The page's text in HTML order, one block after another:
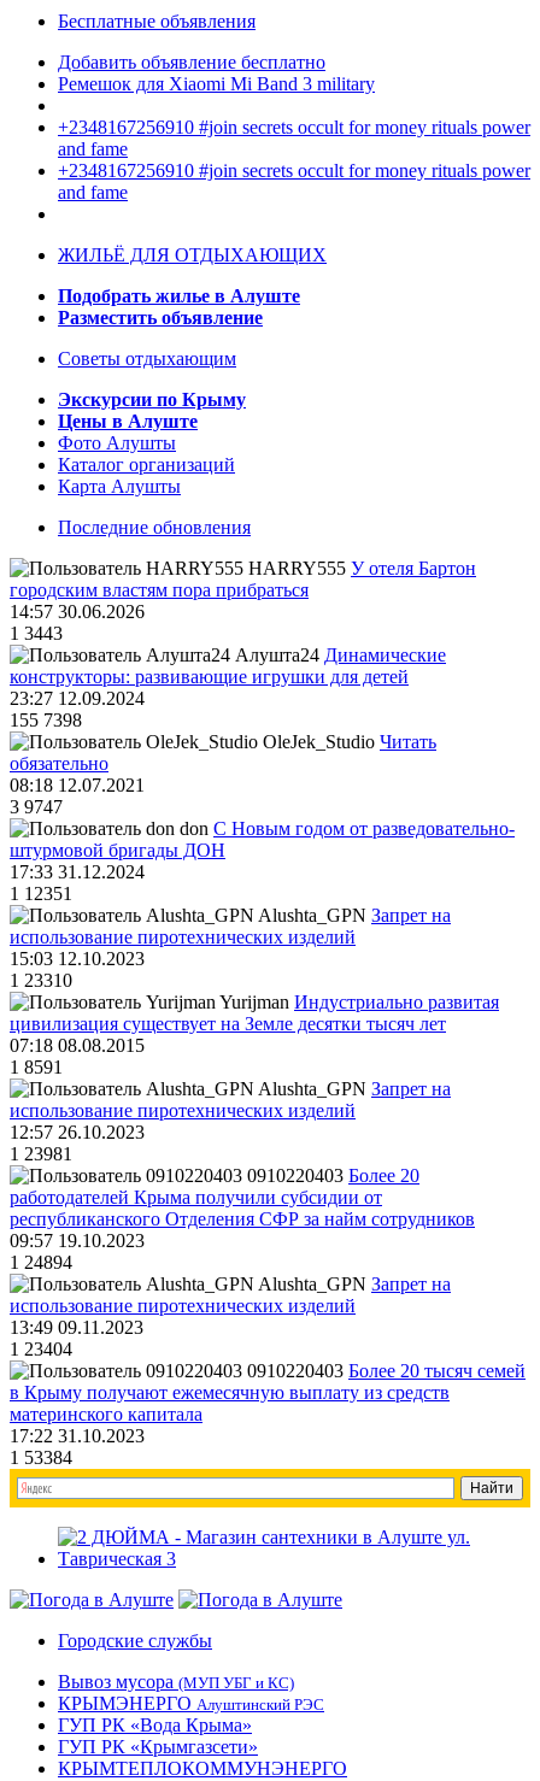
Бесплатные объявления
Добавить объявление бесплатно
Ремешок для Xiaomi Mi Band 3 military
+2348167256910 #join secrets occult for money rituals power
and fame
+2348167256910 #join secrets occult for money rituals power
and fame
ЖИЛЬЁ ДЛЯ ОТДЫХАЮЩИХ
Подобрать жилье в Алуште
Разместить объявление
Советы отдыхающим
Экскурсии по Крыму
Цены в Алуште
Фото Алушты
Каталог организаций
Карта Алушты
Последние обновления
HARRY555 У отеля Бартон
городским властям пора прибраться
14:57 30.06.2026
1 3443
Алушта24 Динамические
конструкторы: развивающие игрушки для детей
23:27 12.09.2024
155 7398
OleJek_Studio Читать
обязательно
08:18 12.07.2021
3 9747
don С Новым годом от разведовательно-
штурмовой бригады ДОН
17:33 31.12.2024
1 12351
Alushta_GPN Запрет на
использование пиротехнических изделий
15:03 12.10.2023
1 23310
Yurijman Индустриально развитая
цивилизация существует на Земле десятки тысяч лет
07:18 08.08.2015
1 8591
Alushta_GPN Запрет на
использование пиротехнических изделий
12:57 26.10.2023
1 23981
0910220403 Более 20
работодателей Крыма получили субсидии от
республиканского Отделения СФР за найм сотрудников
09:57 19.10.2023
1 24894
Alushta_GPN Запрет на
использование пиротехнических изделий
13:49 09.11.2023
1 23404
0910220403 Более 20 тысяч семей
в Крыму получают ежемесячную выплату из средств
материнского капитала
17:22 31.10.2023
1 53384
Городские службы
Вывоз мусора (МУП УБГ и КС)
КРЫМЭНЕРГО Алуштинский РЭС
ГУП РК «Вода Крыма»
ГУП РК «Крымгазсети»
КРЫМТЕПЛОКОММУНЭНЕРГО